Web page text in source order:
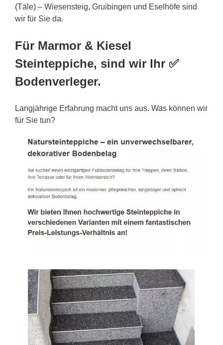
(Täle) – Wiesensteig, Gruibingen und Eselhöfe sind
wir für Sie da.
Für Marmor & Kiesel
Steinteppiche, sind wir Ihr ✅
Bodenverleger.
Langjährige Erfahrung macht uns aus. Was können wir
für Sie tun?